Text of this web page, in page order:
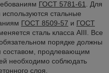
ГОСТ 5781-61. Для
стальные
ГОСТ 8509-57 и ГОСТ
сталь класса AIII. Все
порядке должны
составом, продлевающим
необходимо соблюдать
слоя.